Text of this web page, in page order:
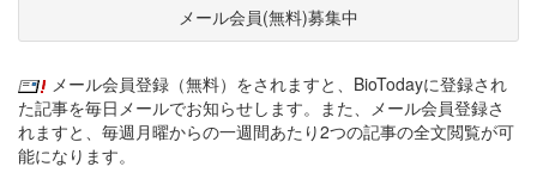
メール会員(無料)募集中
メール会員登録（無料）をされますと、BioTodayに登録され
た記事を毎日メールでお知らせします。また、メール会員登録さ
れますと、毎週月曜からの一週間あたり2つの記事の全文閲覧が可
能になります。